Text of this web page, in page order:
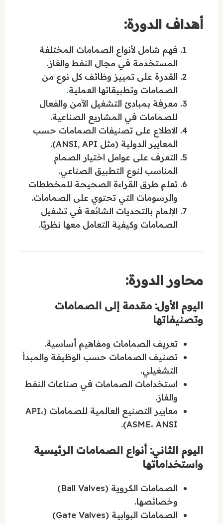
أهداف الدورة:
فهم شامل لأنواع الصمامات المختلفة
المستخدمة في مجال النفط والغاز.
القدرة على تمييز وظائف كل نوع من
الصمامات وتطبيقاتها العملية.
معرفة بمبادئ التشغيل الآمن والفعال
للصمامات في المشاريع الصناعية.
الاطلاع على تصنيفات الصمامات حسب
المعايير الدولية (مثل ANSI, API).
التعرف على عوامل اختيار الصمام
المناسب لنوع التطبيق الصناعي.
تعلم طرق القراءة الصحيحة للمخططات
والرسومات التي تحتوي على الصمامات.
الإلمام بالتحديات الشائعة في تشغيل
الصمامات وكيفية التعامل معها نظريًا.
محاور الدورة:
اليوم الأول: مقدمة إلى الصمامات
وتصنيفاتها
تعريف الصمامات ومفاهيم أساسية.
تصنيف الصمامات حسب الوظيفة والمبدأ
التشغيلي.
استخدامات الصمامات في صناعات النفط
والغاز.
معايير التصنيع العالمية للصمامات (API،
ASME، ANSI).
اليوم الثاني: أنواع الصمامات الرئيسية
واستخداماتها
الصمامات الكروية (Ball Valves)
وخصائصها.
الصمامات البوابية (Gate Valves)